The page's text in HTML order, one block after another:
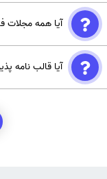
خیر؛ اما در صورت عدم
آیا همه مجلات
خیر. بسیاری از مجلات
می‌کنند. آیا قالب نامه